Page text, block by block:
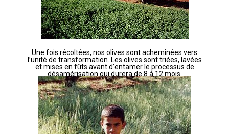
Une fois récoltées, nos olives sont acheminées vers
l’unité de transformation. Les olives sont triées, lavées
et mises en fûts avant d’entamer le processus de
désamérisation qui durera de 8 à 12 mois.